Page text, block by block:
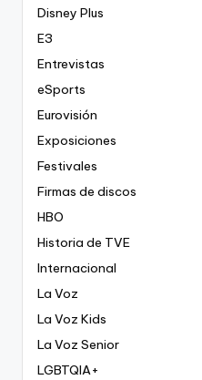
Disney Plus
E3
Entrevistas
eSports
Eurovisión
Exposiciones
Festivales
Firmas de discos
HBO
Historia de TVE
Internacional
La Voz
La Voz Kids
La Voz Senior
LGBTQIA+